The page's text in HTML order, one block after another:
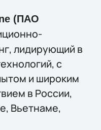
(ПАО
лидирующий в
c
и широким
в России,
Вьетнаме,